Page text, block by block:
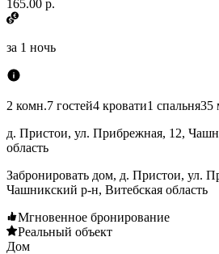
165.00 р.
за 1 ночь
2 комн.7 гостей4 кровати1 спальня35
д. Пристои, ул. Прибрежная, 12,
область
Забронировать дом, д. Пристои, ул.
Чашникский р-н, Витебская область
Мгновенное бронирование
Реальный объект
Дом